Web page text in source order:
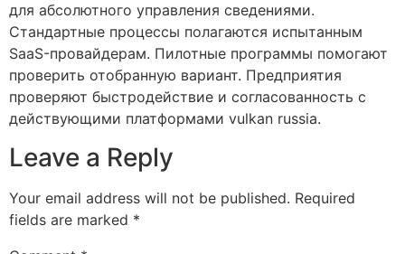
для абсолютного управления сведениями.
Стандартные процессы полагаются испытанным
SaaS-провайдерам. Пилотные программы помогают
проверить отобранную вариант. Предприятия
проверяют быстродействие и согласованность с
действующими платформами vulkan russia.
Leave a Reply
Your email address will not be published. Required
fields are marked *